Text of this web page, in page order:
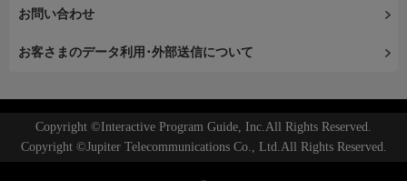
お問い合わせ
お客さまのデータ利用･外部送信について
Copyright ©Interactive Program Guide, Inc.All Rights Reserved.
Copyright ©Jupiter Telecommunications Co., Ltd.All Rights Reserved.